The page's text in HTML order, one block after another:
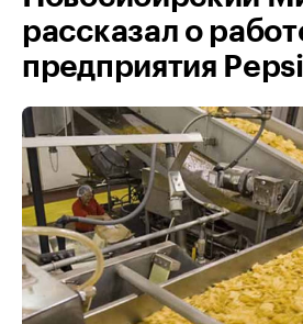
рассказал о
предприятия